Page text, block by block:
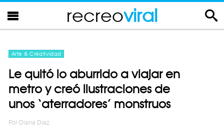
recreoviral
Arte & Creatividad
Le quitó lo aburrido a viajar en
metro y creó ilustraciones de
unos ‘aterradores’ monstruos
Por Diana Diaz